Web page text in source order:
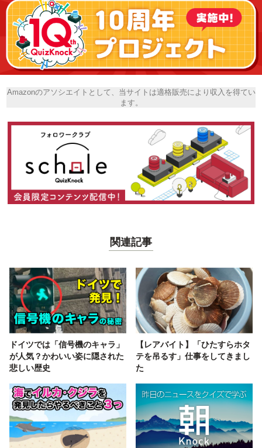
Amazonのアソシエイトとして、当サイトは適格販売により収入を得てい
ます。
関連記事
ドイツでは「信号機のキャラ」
が人気？かわいい姿に隠された
悲しい歴史
【レアバイト】「ひたすらホタ
テを吊るす」仕事をしてきまし
た